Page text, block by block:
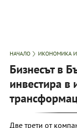
НАЧАЛО ИКОНОМИКА
Бизнесът в
инвестира в
Две трети от